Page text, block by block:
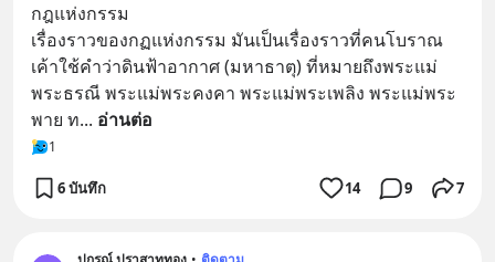
กฎแห่งกรรม
เรื่องราวของกฏแห่งกรรม มันเป็นเรื่องราวที่คนโบราณ
เค้าใช้คำว่าดินฟ้าอากาศ (มหาธาตุ) ที่หมายถึงพระแม่
พระธรณี พระแม่พระคงคา พระแม่พระเพลิง พระแม่พระ
พาย ท... อ่านต่อ
1
6 บันทึก 14 9 7